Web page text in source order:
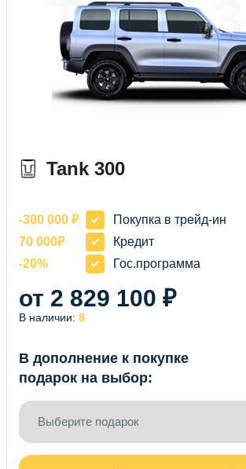
TANK
Tank 300
-300 000 ₽
Покупка в трейд-ин
70 000₽
Кредит
-20%
Гос.программа
от 2 829 100 ₽
В наличии: 8
В дополнение к покупке
подарок на выбор:
Выберите подарок